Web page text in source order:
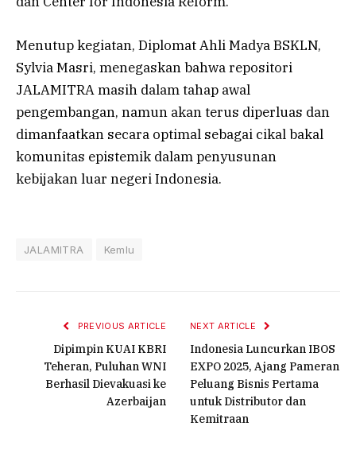
Menutup kegiatan, Diplomat Ahli Madya BSKLN,
Sylvia Masri, menegaskan bahwa repositori
JALAMITRA masih dalam tahap awal
pengembangan, namun akan terus diperluas dan
dimanfaatkan secara optimal sebagai cikal bakal
komunitas epistemik dalam penyusunan
kebijakan luar negeri Indonesia.
JALAMITRA Kemlu
PREVIOUS ARTICLE
Dipimpin KUAI KBRI
Teheran, Puluhan WNI
Berhasil Dievakuasi ke
Azerbaijan
NEXT ARTICLE
Indonesia Luncurkan IBOS
EXPO 2025, Ajang Pameran
Peluang Bisnis Pertama
untuk Distributor dan
Kemitraan